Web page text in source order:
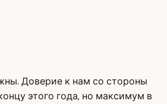
Доверие к нам со стороны
этого года, но максимум в